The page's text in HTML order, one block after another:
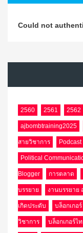
Could not
2560 2561 2562
ajbombtraining2025
สายวิชาการ Podcast
Political
Blogger การตลาด
บรรยาย งานบรรยาย
เกิดประดับ บล็อกเกอร์
วิชาการ บล็อกเกอร์ไ